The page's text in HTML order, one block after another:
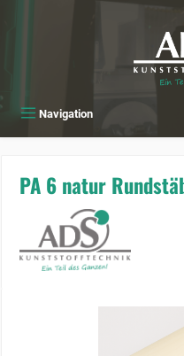
Navigation
PA 6 natur